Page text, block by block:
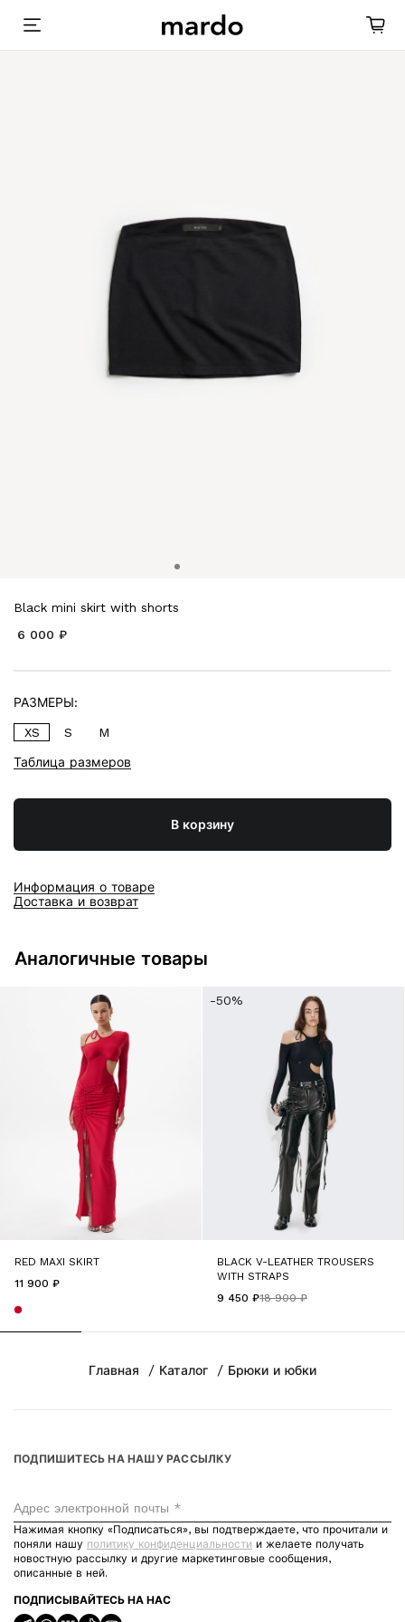
Black mini skirt with shorts
6 000 ₽
В корзину
Информация о товаре
Доставка и возврат
РАЗМЕРЫ:
XS S M
Таблица размеров
Аналогичные товары
RED MAXI SKIRT
11 900 ₽
-50%
BLACK V-LEATHER TROUSERS
WITH STRAPS
18 900 ₽
9 450 ₽
Главная Каталог Брюки и юбки
ПОДПИШИТЕСЬ НА НАШУ РАССЫЛКУ
Адрес электронной почты *
Нажимая кнопку «Подписаться», вы подтверждаете, что прочитали и
поняли нашу политику конфиденциальности и желаете получать
новостную рассылку и другие маркетинговые сообщения,
описанные в ней.
ПОДПИСЫВАЙТЕСЬ НА НАС